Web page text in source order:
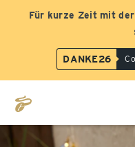
Für kurze Zeit mit
DANKE26